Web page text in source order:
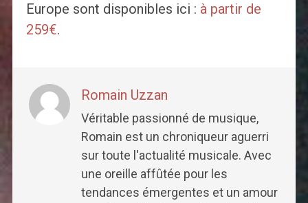
Europe sont disponibles ici : à partir de
259€.
Romain Uzzan
Véritable passionné de musique,
Romain est un chroniqueur aguerri
sur toute l'actualité musicale. Avec
une oreille affûtée pour les
tendances émergentes et un amour